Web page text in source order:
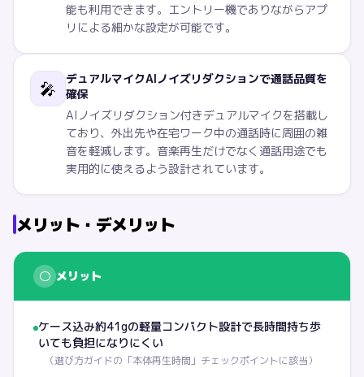
能も利用できます。エントリー機でありながらアプ
リによる細かな設定が可能です。
🎤
デュアルマイクAIノイズリダクションで通話品質を
確保
AIノイズリダクション付きデュアルマイクを搭載し
ており、外出先や在宅ワーク中の通話時に周囲の雑
音を軽減します。音楽再生だけでなく通話用途でも
実用的に使えるよう設計されています。
メリット・デメリット
○ メリット
ケース込み約41gの軽量コンパクト設計で長時間持ち歩
いても負担になりにくい
（選び方ガイドの「本体再生時間」チェックポイントに該当）